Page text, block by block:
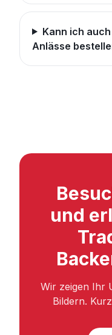
Kann ich
Anlässe
und
Wir zeigen Ihr
Bildern.